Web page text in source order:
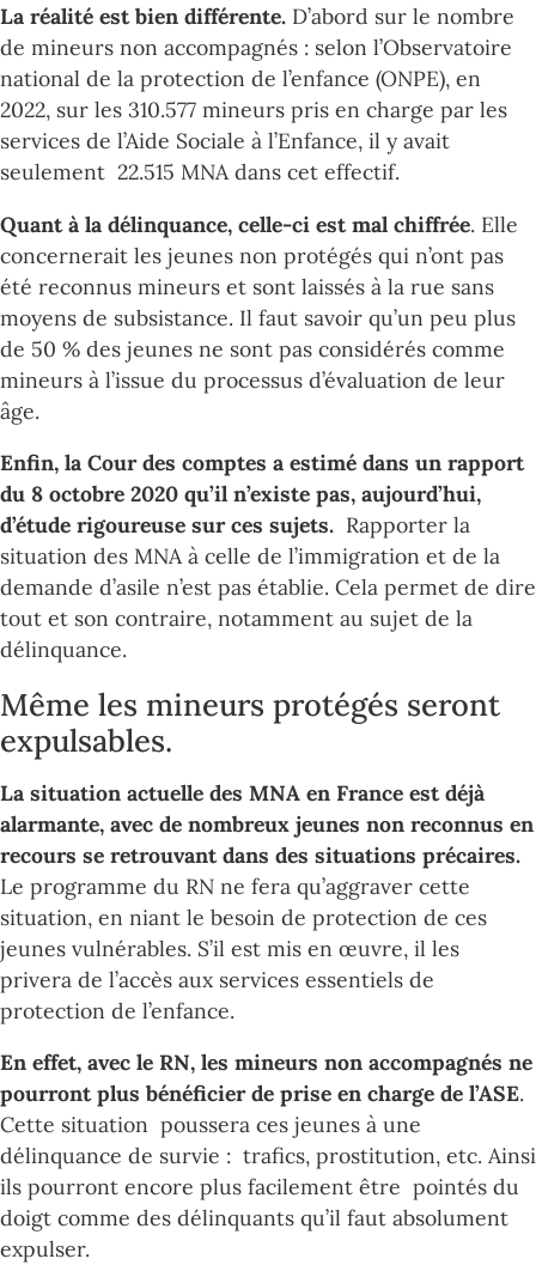
La réalité est bien différente. D’abord sur le nombre
de mineurs non accompagnés : selon l’Observatoire
national de la protection de l’enfance (ONPE), en
2022, sur les 310.577 mineurs pris en charge par les
services de l’Aide Sociale à l’Enfance, il y avait
seulement 22.515 MNA dans cet effectif.
Quant à la délinquance, celle-ci est mal chiffrée. Elle
concernerait les jeunes non protégés qui n’ont pas
été reconnus mineurs et sont laissés à la rue sans
moyens de subsistance. Il faut savoir qu’un peu plus
de 50 % des jeunes ne sont pas considérés comme
mineurs à l’issue du processus d’évaluation de leur
âge.
Enfin, la Cour des comptes a estimé dans un rapport
du 8 octobre 2020 qu’il n’existe pas, aujourd’hui,
d’étude rigoureuse sur ces sujets. Rapporter la
situation des MNA à celle de l’immigration et de la
demande d’asile n’est pas établie. Cela permet de dire
tout et son contraire, notamment au sujet de la
délinquance.
Même les mineurs protégés seront
expulsables.
La situation actuelle des MNA en France est déjà
alarmante, avec de nombreux jeunes non reconnus en
recours se retrouvant dans des situations précaires.
Le programme du RN ne fera qu’aggraver cette
situation, en niant le besoin de protection de ces
jeunes vulnérables. S’il est mis en œuvre, il les
privera de l’accès aux services essentiels de
protection de l’enfance.
En effet, avec le RN, les mineurs non accompagnés ne
pourront plus bénéficier de prise en charge de l’ASE.
Cette situation poussera ces jeunes à une
délinquance de survie : trafics, prostitution, etc. Ainsi
ils pourront encore plus facilement être pointés du
doigt comme des délinquants qu’il faut absolument
expulser.